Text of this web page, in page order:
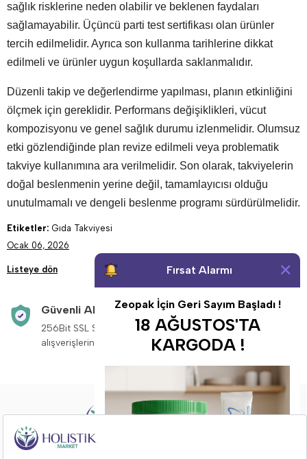
sağlık risklerine neden olabilir ve beklenen faydaları
sağlamayabilir. Üçüncü parti test sertifikası olan ürünler
tercih edilmelidir. Ayrıca son kullanma tarihlerine dikkat
edilmeli ve ürünler uygun koşullarda saklanmalıdır.
Düzenli takip ve değerlendirme yapılması, planın etkinliğini
ölçmek için gereklidir. Performans değişiklikleri, vücut
kompozisyonu ve genel sağlık durumu izlenmelidir. Olumsuz
etki gözlendiğinde plan revize edilmeli veya problematik
takviye kullanımına ara verilmelidir. Son olarak, takviyelerin
doğal beslenmenin yerine değil, tamamlayıcısı olduğu
unutulmamalı ve dengeli beslenme programı sürdürülmelidir.
Etiketler: Gıda Takviyesi
Ocak 06, 2026
Listeye dön
Güvenli Alışveriş
256Bit SSL Sertifikası ile
alışverişleriniz güvende.
Aynı Gün Kargo
Saat 14:00’a kadar
siparişleriniz aynı
Fırsat Alarmı
Zeopak İçin Geri Sayım Başladı !
18 AĞUSTOS'TA
KARGODA !